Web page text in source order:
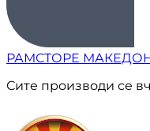
РАМСТОРЕ
Сите производи се